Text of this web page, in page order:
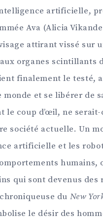
artificielle,
Ava (Alicia
attirant vissé sur
organes scintillants
finalement le testé,
et se libérer de
coup d’œil, ne serait-
société actuelle. Un
artificielle et les
humains,
qui sont devenus
du New
le désir des